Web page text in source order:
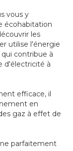
vous y
écohabitation
les
utilise l'énergie
contribue à
d'électricité à
efficace, il
en
gaz à effet de
parfaitement